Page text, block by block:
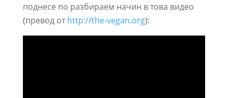
поднесе по разбираем начин в това видео
(превод отhttp://the-vegan.org):